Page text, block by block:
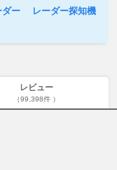
ダー
レーダー探知機
レビュー
（99,398件 ）